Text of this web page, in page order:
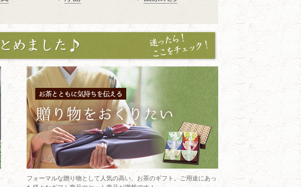
フォーマルな贈り物として人気の高い、お茶のギフト。ご用途にあっ